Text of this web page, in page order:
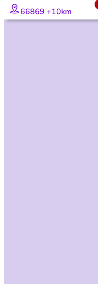
66869 +10km